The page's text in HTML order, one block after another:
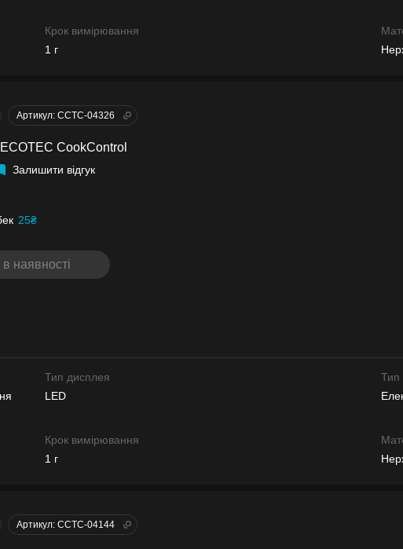
Крок вимірювання
1 г
Артикул: CCTC-04326
CookControl
Залишити відгук
25₴
наявності
Тип дисплея
LED
Тип
Крок вимірювання
1 г
Артикул: CCTC-04144